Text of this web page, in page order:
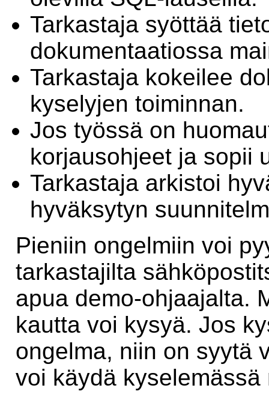
Tarkastaja syöttää
dokumentaatiossa
Tarkastaja kokeilee
kyselyjen toiminnan.
Jos työssä on
korjausohjeet ja sopii
Tarkastaja arkistoi
hyväksytyn
Pieniin ongelmiin voi
tarkastajilta
apua demo-ohjaajalta.
kautta voi kysyä. Jos
ongelma, niin on syytä
voi käydä